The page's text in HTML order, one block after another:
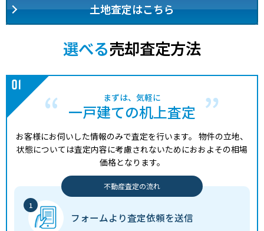
土地査定はこちら
選べる売却査定方法
まずは、気軽に
一戸建ての机上査定
お客様にお伺いした情報のみで査定を行います。 物件の立地、
状態については査定内容に考慮されないためにおおよその相場
価格となります。
不動産査定の流れ
フォームより査定依頼を送信